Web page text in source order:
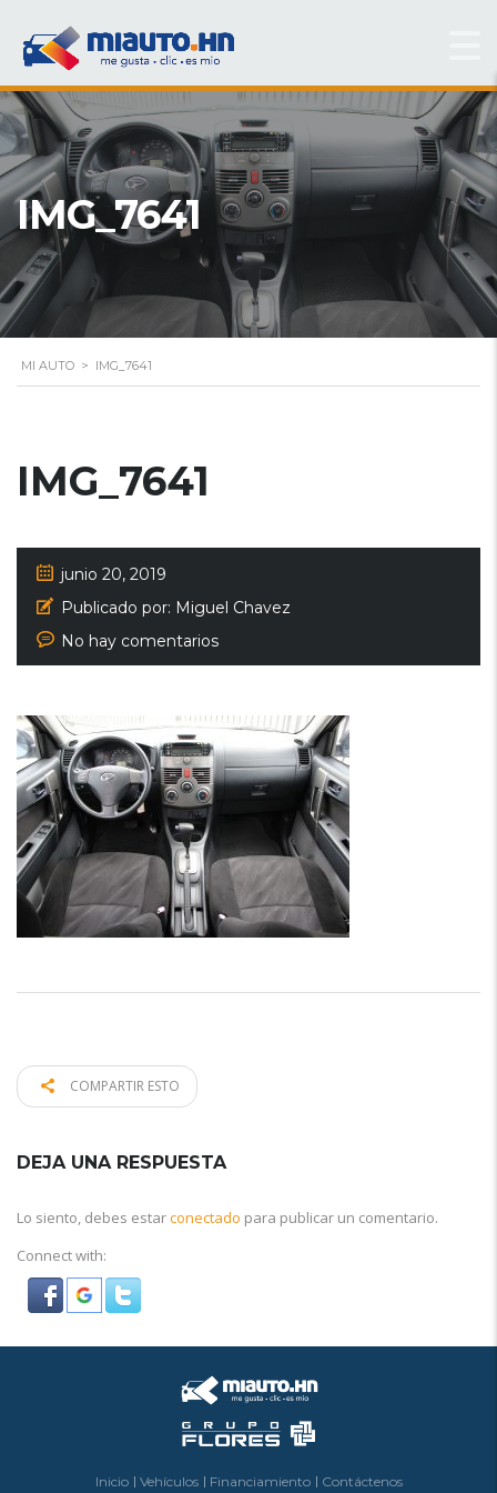
IMG_7641
MI AUTO > IMG_7641
IMG_7641
junio 20, 2019
Publicado por: Miguel Chavez
No hay comentarios
COMPARTIR ESTO
DEJA UNA RESPUESTA
Lo siento, debes estarconectado para publicar un comentario.
Connect with:
Inicio Vehículos Financiamiento Contáctenos